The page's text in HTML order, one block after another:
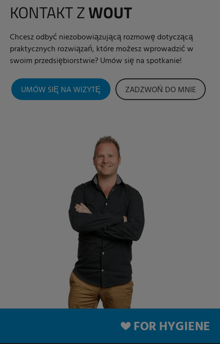
KONTAKT ZWOUT
Chcesz odbyć niezobowiązującą rozmowę dotyczącą
praktycznych rozwiązań, które możesz wprowadzić w
swoim przedsiębiorstwie? Umów się na spotkanie!
UMÓW SIĘ NA WIZYTĘ ZADZWOŃ DO MNIE
FOR HYGIENE